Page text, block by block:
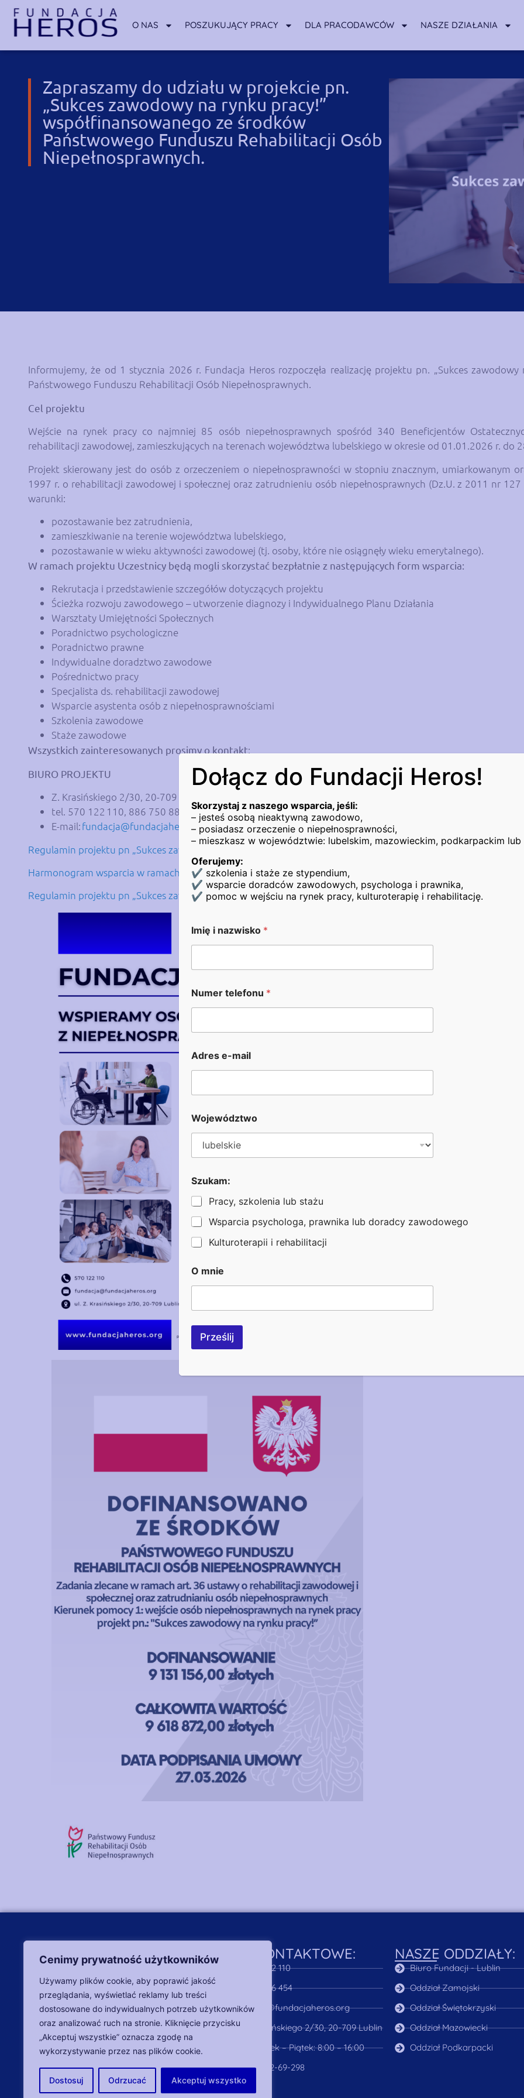
Cenimy prywatność użytkowników
Używamy plików cookie, aby poprawić jakość
przeglądania, wyświetlać reklamy lub treści
dostosowane do indywidualnych potrzeb użytkowników
oraz analizować ruch na stronie. Kliknięcie przycisku
„Akceptuj wszystkie” oznacza zgodę na
wykorzystywanie przez nas plików cookie.
Dostosuj Odrzucać Akceptuj wszystko
O NAS POSZUKUJĄCY PRACY DLA PRACODAWCÓW NASZE DZIAŁANIA
Zapraszamy do udziału w projekcie pn.
„Sukces zawodowy na rynku pracy!”
współfinansowanego ze środków
Państwowego Funduszu Rehabilitacji Osób
Niepełnosprawnych.
Informujemy, że od 1 stycznia 2026 r. Fundacja Heros rozpoczęła realizację projektu pn. „Sukces
Państwowego Funduszu Rehabilitacji Osób Niepełnosprawnych.
Cel projektu
Wejście na rynek pracy co najmniej 85 osób niepełnosprawnych spośród 340 Beneficjentów
rehabilitacji zawodowej, zamieszkujących na terenach województwa lubelskiego w okresie od 01.01.2026 r. do
Projekt skierowany jest do osób z orzeczeniem o niepełnosprawności w stopniu znacznym, umiarkowanym
1997 r. o rehabilitacji zawodowej i społecznej oraz zatrudnieniu osób niepełnosprawnych (Dz.U. z 2011 nr
warunki:
pozostawanie bez zatrudnienia,
zamieszkiwanie na terenie województwa lubelskiego,
pozostawanie w wieku aktywności zawodowej (tj. osoby, które nie osiągnęły wieku emerytalnego).
W ramach projektu Uczestnicy będą mogli skorzystać bezpłatnie z następujących form wsparcia:
Rekrutacja i przedstawienie szczegółów dotyczących projektu
Ścieżka rozwoju zawodowego – utworzenie diagnozy i Indywidualnego Planu Działania
Warsztaty Umiejętności Społecznych
Poradnictwo psychologiczne
Poradnictwo prawne
Indywidualne doradztwo zawodowe
Pośrednictwo pracy
Specjalista ds. rehabilitacji zawodowej
Wsparcie asystenta osób z niepełnosprawnościami
Szkolenia zawodowe
Staże zawodowe
Wszystkich zainteresowanych prosimy o kontakt:
BIURO PROJEKTU
Z. Krasińskiego 2/30, 20-709 Lublin
tel. 570 122 110, 886 750 887
E-mail:fundacja@fundacjaheros.org
Regulamin projektu pn „Sukces zawodowy na rynku pracy!” – obowiązujący od 01.01.2026 r.
Harmonogram wsparcia w ramach projektu pn. „Sukces zawodowy na rynku pracy!”
Regulamin projektu pn „Sukces zawodowy na rynku pracy!” – obowiązujący od 27.03.2026 r.
Bezpieczeństwo transakcji zapewnia:
DANE KONTAKTOWE:
+48 570 122 110
+48 745 466 454
fundacja@fundacjaheros.org
ul. Z. Krasińskiego 2/30, 20-709 Lublin
Poniedziałek – Piątek: 8:00 – 16:00
NIP: 712-32-69-298
NASZE ODDZIAŁY:
Biuro Fundacji - Lublin
Oddział Zamojski
Oddział Świętokrzyski
Oddział Mazowiecki
Oddział Podkarpacki
Dołącz do Fundacji Heros!
Skorzystaj z naszego wsparcia, jeśli:
– jesteś osobą nieaktywną zawodowo,
– posiadasz orzeczenie o niepełnosprawności,
– mieszkasz w województwie: lubelskim, mazowieckim, podkarpackim
Oferujemy:
✔ szkolenia i staże ze stypendium,
✔ wsparcie doradców zawodowych, psychologa i prawnika,
✔ pomoc w wejściu na rynek pracy, kulturoterapię i rehabilitację.
Imię i nazwisko *
z
u
:
I
m
ę
a
s
o
Numer telefonu *
Adres e-mail
Województwo
Szukam:
Pracy, szkolenia lub stażu
Wsparcia psychologa, prawnika lub doradcy zawodowego
Kulturoterapii i rehabilitacji
O mnie
Prześlij